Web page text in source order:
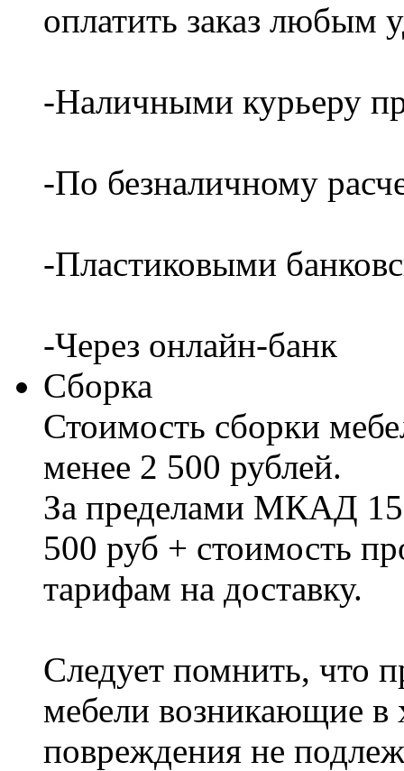
оплатить заказ любым
-Наличными курьеру
-По безналичному
-Пластиковыми
-Через онлайн-банк
Сборка
Стоимость сборки
менее 2 500 рублей.
За пределами МКАД
500 руб + стоимость
тарифам на доставку.
Следует помнить, что
мебели возникающие в
повреждения не